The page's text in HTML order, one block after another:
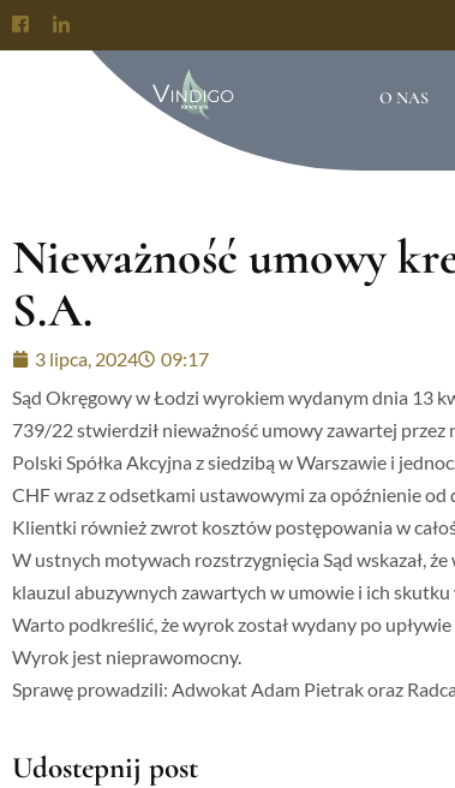
O NAS
Nieważność umowy
S.A.
3 lipca, 2024
09:17
Sąd Okręgowy w Łodzi wyrokiem wydanym dnia 13
739/22 stwierdził nieważność umowy zawartej przez
Polski Spółka Akcyjna z siedzibą w Warszawie i
CHF wraz z odsetkami ustawowymi za opóźnienie od
Klientki również zwrot kosztów postępowania w
W ustnych motywach rozstrzygnięcia Sąd wskazał,
klauzul abuzywnych zawartych w umowie i ich skutku
Warto podkreślić, że wyrok został wydany po
Wyrok jest nieprawomocny.
Sprawę prowadzili: Adwokat Adam Pietrak oraz
Udostepnij post